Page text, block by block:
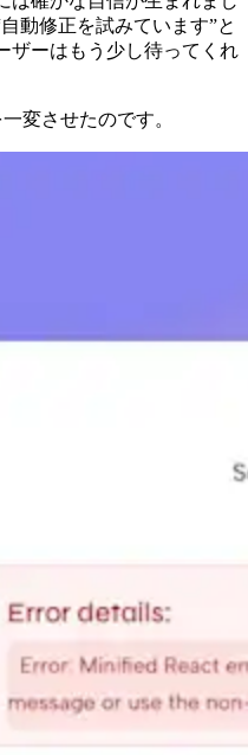
動修正を試みています”と
ザーはもう少し待ってくれ
変させたのです。